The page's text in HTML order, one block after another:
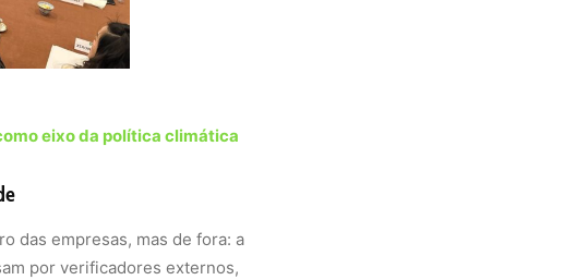
eixo da política climática
das empresas, mas de fora: a
por verificadores externos,